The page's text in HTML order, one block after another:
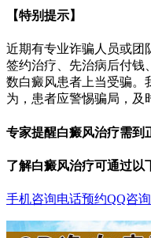
【特别提示】
近期有专业诈骗人员或团
签约治疗、先治病后付钱
数白癜风患者上当受骗。
为，患者应警惕骗局，及
专家提醒白癜风治疗需到
了解白癜风治疗可通过以
手机咨询电话预约QQ咨询